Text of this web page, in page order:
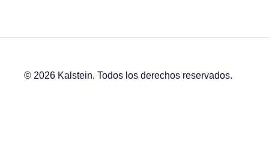
© 2026 Kalstein. Todos los derechos reservados.